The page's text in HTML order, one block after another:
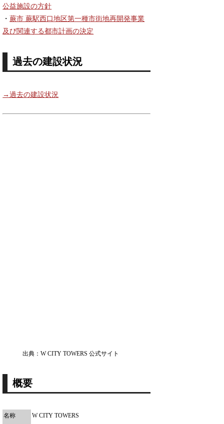
公益施設の方針
・ 蕨市 蕨駅西口地区第一種市街地再開発事業
及び関連する都市計画の決定
過去の建設状況
→過去の建設状況
出典：W CITY TOWERS 公式サイト
概要
名称 W CITY TOWERS